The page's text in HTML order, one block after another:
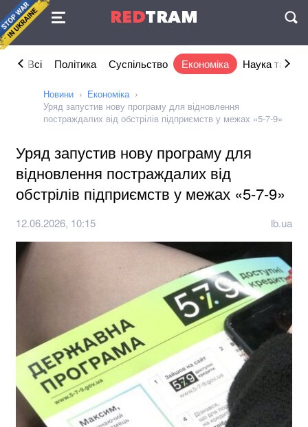
REDTRAM
Угода
Всі Політика Суспільство Економіка Наука та IT
Новини
Економіка
Уряд запустив нову програму для відновлення
постраждалих від обстрілів підприємств у межах «5-7-9»
Уряд запустив нову програму для
відновлення постраждалих від
обстрілів підприємств у межах «5-7-9»
12.06.2026, 10:15 lb.ua